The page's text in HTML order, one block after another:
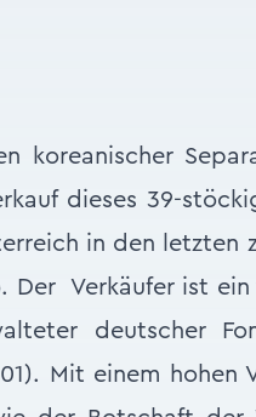
koreanischer
dieses 39-
in den letzten
Der Verkäufer ist
deutscher
Mit einem hohen